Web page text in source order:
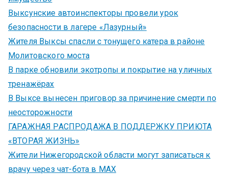
Выксунские автоинспекторы провели урок
безопасности в лагере «Лазурный»
Жителя Выксы спасли с тонущего катера в районе
Молитовского моста
В парке обновили экотропы и покрытие на уличных
тренажёрах
В Выксе вынесен приговор за причинение смерти по
неосторожности
ГАРАЖНАЯ РАСПРОДАЖА В ПОДДЕРЖКУ ПРИЮТА
«ВТОРАЯ ЖИЗНЬ»
Жители Нижегородской области могут записаться к
врачу через чат-бота в MAX